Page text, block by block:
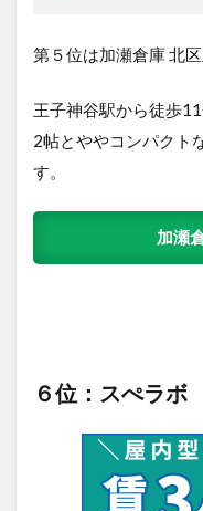
第５位は加瀬倉庫 北区
王子神谷駅から徒歩
2帖とややコンパクト
す。
加瀬
６位：スぺラ